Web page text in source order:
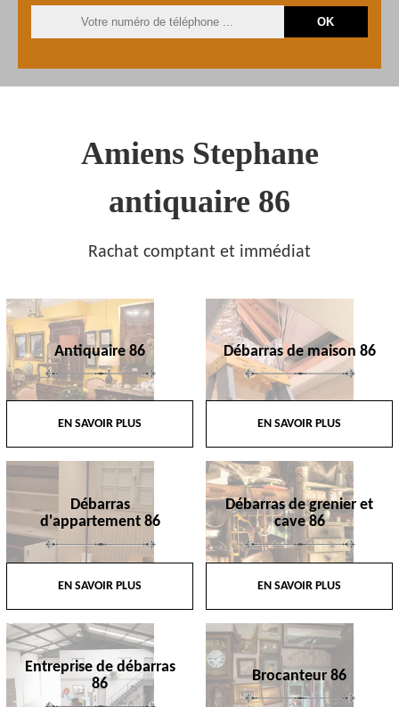
Amiens Stephane
antiquaire 86
Rachat comptant et immédiat
Antiquaire 86
EN SAVOIR PLUS
Débarras de maison 86
EN SAVOIR PLUS
Débarras
d'appartement 86
EN SAVOIR PLUS
Débarras de grenier et
cave 86
EN SAVOIR PLUS
Entreprise de débarras
86
Brocanteur 86